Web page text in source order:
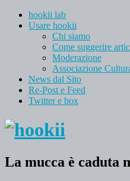
hookii lab
Usare hookii
Chi siamo
Come suggerire
Moderazione
Associazione
News dal Sito
Re-Post e Feed
Twitter e box
La mucca è caduta